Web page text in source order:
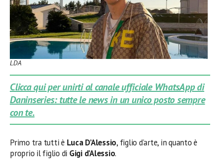
LDA
Clicca qui per unirti al canale ufficiale WhatsApp di
Daninseries: tutte le news in un unico posto sempre
con te.
Primo tra tutti è Luca D’Alessio, figlio d’arte, in quanto è
proprio il figlio di Gigi d’Alessio.